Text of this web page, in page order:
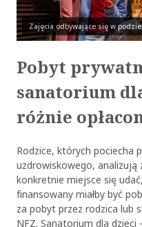
Zajęcia odbywające się w
Pobyt
sanatorium
różnie
Rodzice, których pociecha
uzdrowiskowego,
konkretnie miejsce się
finansowany miałby być
za pobyt przez rodzica lub
NFZ. Sanatorium dla